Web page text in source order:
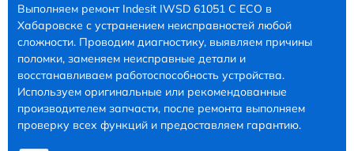
Выполняем ремонт Indesit IWSD 61051 C ECO в
Хабаровске с устранением неисправностей любой
сложности. Проводим диагностику, выявляем причины
поломки, заменяем неисправные детали и
восстанавливаем работоспособность устройства.
Используем оригинальные или рекомендованные
производителем запчасти, после ремонта выполняем
проверку всех функций и предоставляем гарантию.